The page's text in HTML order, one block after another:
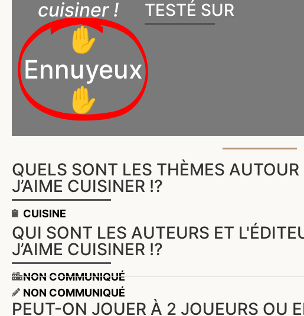
cuisiner !
✋
Ennuyeux
✋
TESTÉ SUR
QUELS SONT LES THÈMES
J’AIME CUISINER !?
CUISINE
QUI SONT LES AUTEURS ET
J’AIME CUISINER !?
NON COMMUNIQUÉ
NON COMMUNIQUÉ
PEUT-ON JOUER À 2 JOUEURS OU